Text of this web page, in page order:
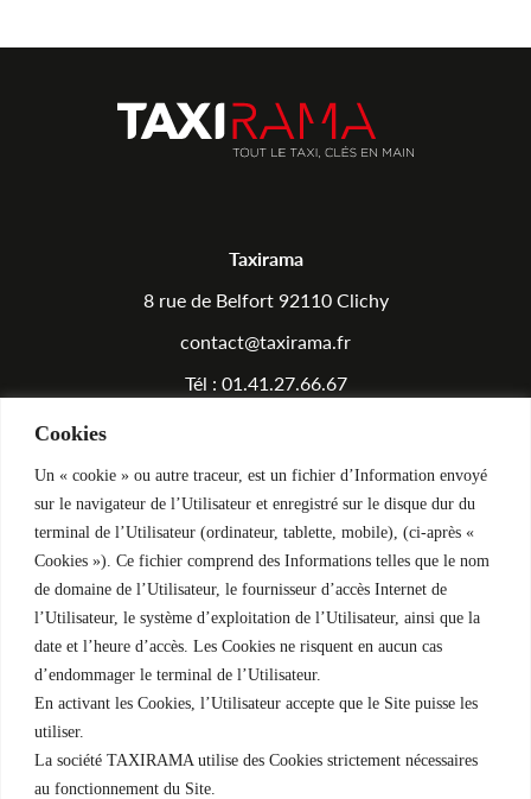
Cookies
Un « cookie » ou autre traceur, est un fichier d’Information envoyé
sur le navigateur de l’Utilisateur et enregistré sur le disque dur du
terminal de l’Utilisateur (ordinateur, tablette, mobile), (ci-après «
Cookies »). Ce fichier comprend des Informations telles que le nom
de domaine de l’Utilisateur, le fournisseur d’accès Internet de
l’Utilisateur, le système d’exploitation de l’Utilisateur, ainsi que la
date et l’heure d’accès. Les Cookies ne risquent en aucun cas
d’endommager le terminal de l’Utilisateur.
En activant les Cookies, l’Utilisateur accepte que le Site puisse les
utiliser.
La société TAXIRAMA utilise des Cookies strictement nécessaires
au fonctionnement du Site.
Taxirama
8 rue de Belfort 92110 Clichy
contact@taxirama.fr
Tél : 01.41.27.66.67
Atelier
Rendez-vous Atelier
Foire aux questions
Véhicules
Acheter un véhicule
Financer un véhicule